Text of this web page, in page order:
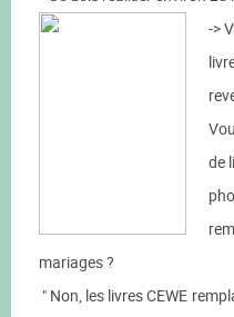
->
de
mariages ?
" Non, les livres CEWE